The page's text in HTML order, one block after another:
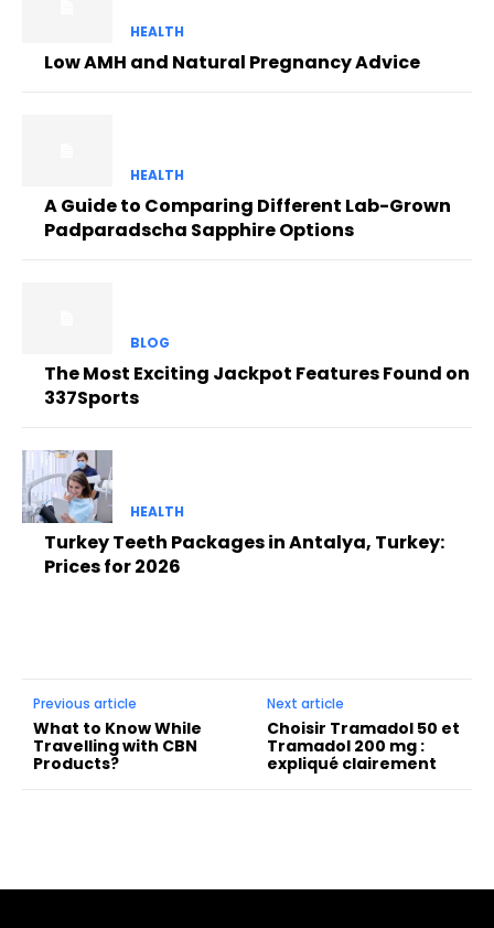
HEALTH
Low AMH and Natural Pregnancy Advice
HEALTH
A Guide to Comparing Different Lab-Grown
Padparadscha Sapphire Options
BLOG
The Most Exciting Jackpot Features Found on
337Sports
HEALTH
Turkey Teeth Packages in Antalya, Turkey:
Prices for 2026
Previous article
What to Know While
Travelling with CBN
Products?
Next article
Choisir Tramadol 50 et
Tramadol 200 mg :
expliqué clairement